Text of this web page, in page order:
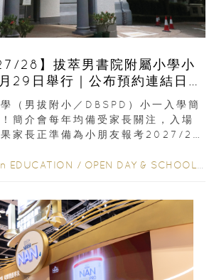
28】拔萃男書院附屬小學小
29日舉行｜公布預約連結日期
（男拔附小／DBSPD）小一入學簡
簡介會每年均備受家長關注，入場
家長正準備為小朋友報考2027/28
EDUCATION / OPEN DAY & SCHOOL EVENTS